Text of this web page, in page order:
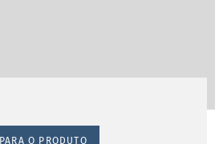
PARA O PRODUTO